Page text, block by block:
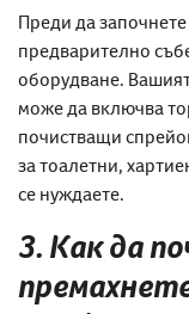
Преди да
предварително
оборудване.
може да включва
почистващи
за тоалетни,
се нуждаете.
3. Как да